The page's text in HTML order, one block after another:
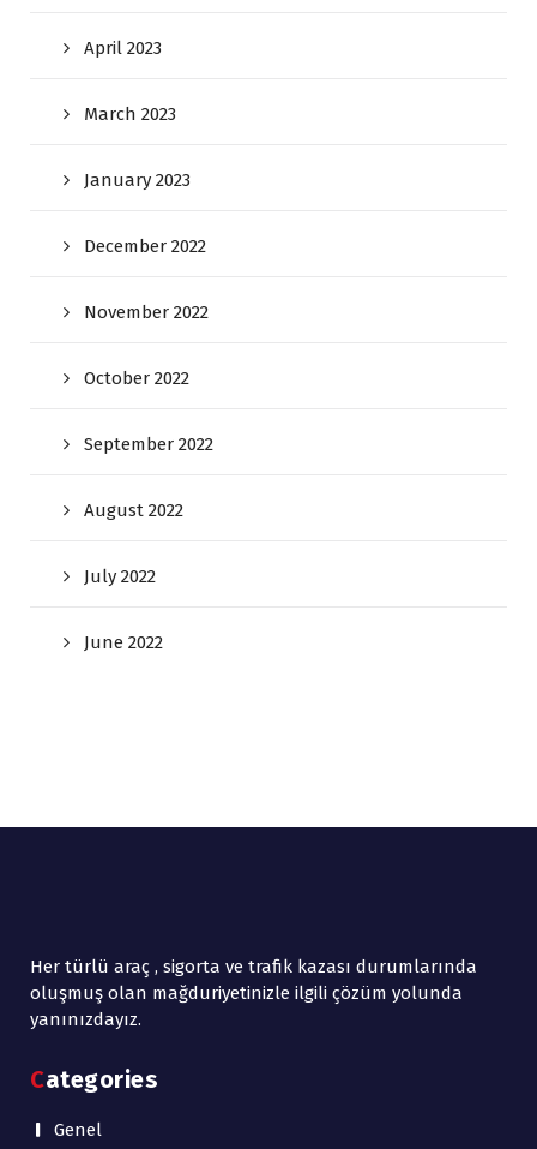
April 2023
March 2023
January 2023
December 2022
November 2022
October 2022
September 2022
August 2022
July 2022
June 2022
Her türlü araç , sigorta ve trafik kazası durumlarında
oluşmuş olan mağduriyetinizle ilgili çözüm yolunda
yanınızdayız.
Categories
Genel